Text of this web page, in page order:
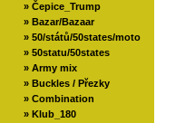
» Čepice_Trump
» Bazar/Bazaar
» 50/států/50states/moto
» 50statu/50states
» Army mix
» Buckles / Přezky
» Combination
» Klub_180